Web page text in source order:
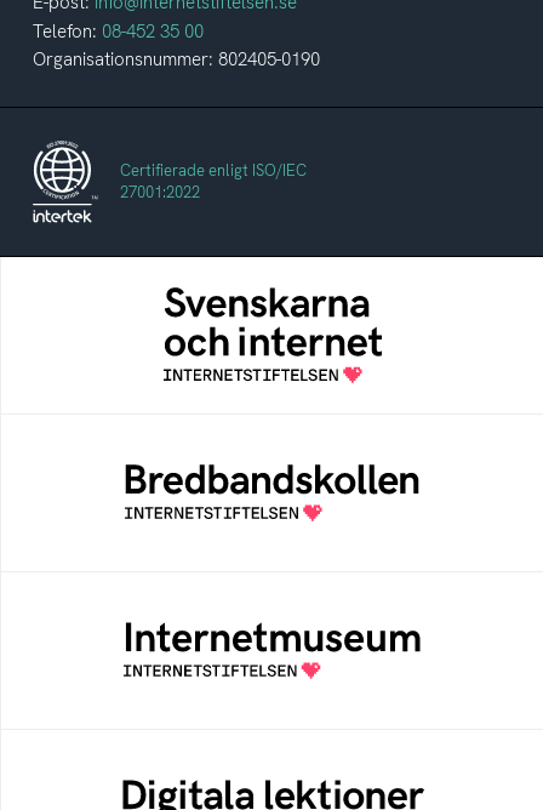
Telefon: 08-452 35 00
Organisationsnummer: 802405-0190
Certifierade enligt ISO/IEC
27001:2022
Svenskarna och internet
En årlig studie av svenska folkets
internetvanor
Bredbandskollen är ett oberoende
konsumentverktyg som drivs av
Internetstiftelsen
Ett digitalt museum som byggts, och kureras
av Internetstiftelsen
Öppen digital lärresurs med färdiga lektioner